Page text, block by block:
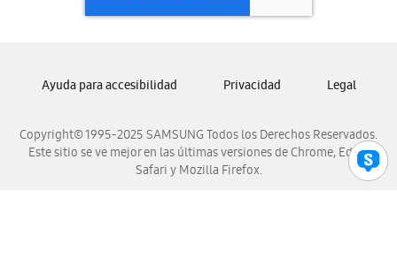
Samsung Panamá
Samsung Venezuela
Copyright© 1995-2025 SAMSUNG Todos los Derechos Reservados.
Este sitio se ve mejor en las últimas versiones de Chrome, Edge,
Safari y Mozilla Firefox.
Ayuda para accesibilidad Privacidad Legal